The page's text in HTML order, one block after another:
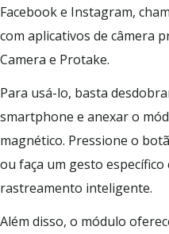
Facebook e Instagram,
com aplicativos de câmera
Camera e Protake.
Para usá-lo, basta
smartphone e anexar o
magnético. Pressione o
ou faça um gesto
rastreamento inteligente.
Além disso, o módulo